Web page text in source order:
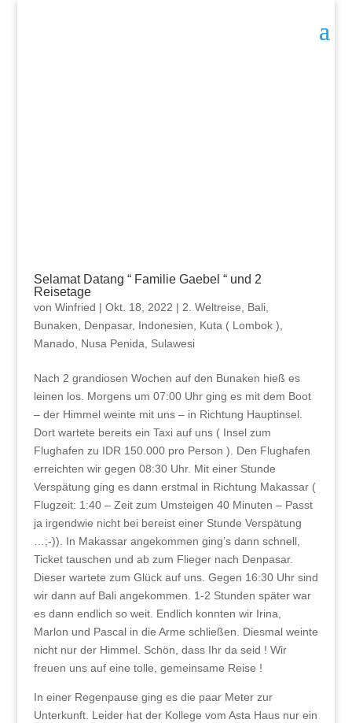
Selamat Datang “ Familie Gaebel “ und 2
Reisetage
von Winfried | Okt. 18, 2022 | 2. Weltreise, Bali,
Bunaken, Denpasar, Indonesien, Kuta ( Lombok ),
Manado, Nusa Penida, Sulawesi
Nach 2 grandiosen Wochen auf den Bunaken hieß es
leinen los. Morgens um 07:00 Uhr ging es mit dem Boot
– der Himmel weinte mit uns – in Richtung Hauptinsel.
Dort wartete bereits ein Taxi auf uns ( Insel zum
Flughafen zu IDR 150.000 pro Person ). Den Flughafen
erreichten wir gegen 08:30 Uhr. Mit einer Stunde
Verspätung ging es dann erstmal in Richtung Makassar (
Flugzeit: 1:40 – Zeit zum Umsteigen 40 Minuten – Passt
ja irgendwie nicht bei bereist einer Stunde Verspätung
…;-)). In Makassar angekommen ging’s dann schnell,
Ticket tauschen und ab zum Flieger nach Denpasar.
Dieser wartete zum Glück auf uns. Gegen 16:30 Uhr sind
wir dann auf Bali angekommen. 1-2 Stunden später war
es dann endlich so weit. Endlich konnten wir Irina,
Marlon und Pascal in die Arme schließen. Diesmal weinte
nicht nur der Himmel. Schön, dass Ihr da seid ! Wir
freuen uns auf eine tolle, gemeinsame Reise !
In einer Regenpause ging es die paar Meter zur
Unterkunft. Leider hat der Kollege vom Asta Haus nur ein